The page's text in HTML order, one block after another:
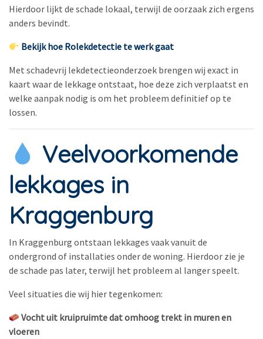
Hierdoor lijkt de schade lokaal, terwijl de oorzaak zich ergens
anders bevindt.
Bekijk hoe Rolekdetectie te werk gaat
Met schadevrij lekdetectieonderzoek brengen wij exact in
kaart waar de lekkage ontstaat, hoe deze zich verplaatst en
welke aanpak nodig is om het probleem definitief op te
lossen.
Veelvoorkomende
lekkages in
Kraggenburg
In Kraggenburg ontstaan lekkages vaak vanuit de
ondergrond of installaties onder de woning. Hierdoor zie je
de schade pas later, terwijl het probleem al langer speelt.
Veel situaties die wij hier tegenkomen:
Vocht uit kruipruimte dat omhoog trekt in muren en
vloeren